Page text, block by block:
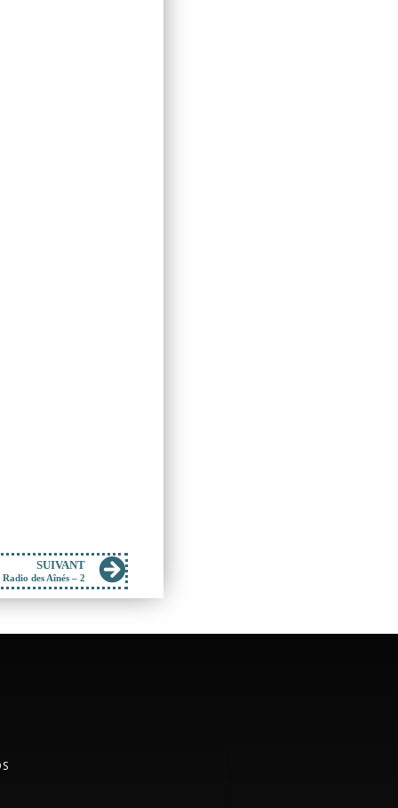
SUIVANT
des Aînés – 2